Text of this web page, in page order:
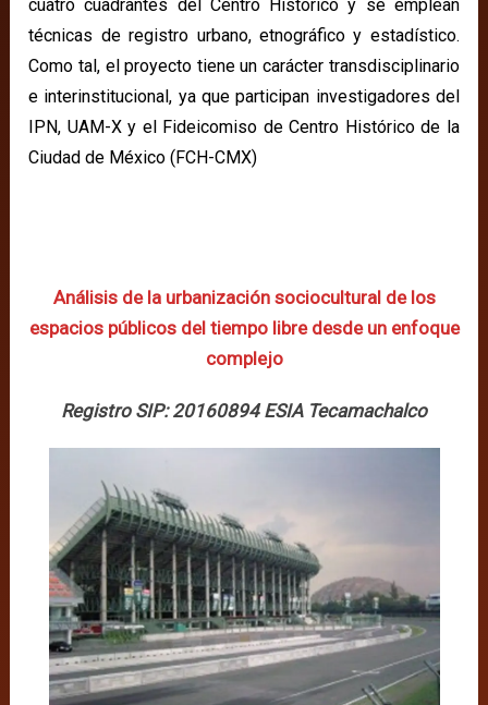
cuatro cuadrantes del Centro Histórico y se emplean
técnicas de registro urbano, etnográfico y estadístico.
Como tal, el proyecto tiene un carácter transdisciplinario
e interinstitucional, ya que participan investigadores del
IPN, UAM-X y el Fideicomiso de Centro Histórico de la
Ciudad de México (FCH-CMX)
Análisis de la urbanización sociocultural de los
espacios públicos del tiempo libre desde un enfoque
complejo
Registro SIP: 20160894 ESIA Tecamachalco